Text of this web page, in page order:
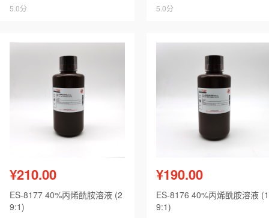
5.0分 5.0分
¥210.00
ES-8177 40%丙烯酰胺溶液 (2
9:1)
¥190.00
ES-8176 40%丙烯酰胺溶液 (1
9:1)